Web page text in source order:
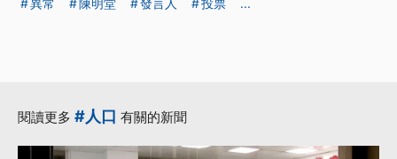
異常 陳明堂 發言人 投票 ...
閱讀更多 #人口 有關的新聞